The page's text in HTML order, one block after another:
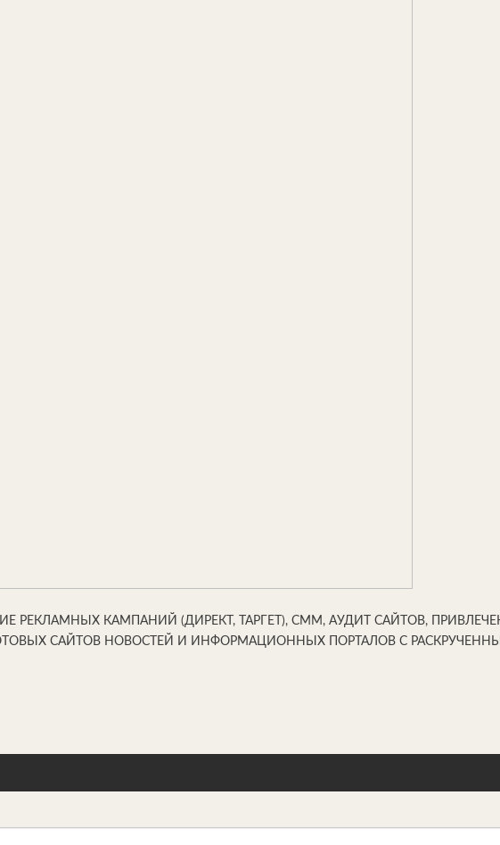
РЕКЛАМНЫХ КАМПАНИЙ (ДИРЕКТ, ТАРГЕТ), СММ, АУДИТ САЙТОВ,
САЙТОВ НОВОСТЕЙ И ИНФОРМАЦИОННЫХ ПОРТАЛОВ С